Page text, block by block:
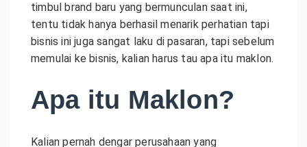
timbul brand baru yang bermunculan saat ini,
tentu tidak hanya berhasil menarik perhatian tapi
bisnis ini juga sangat laku di pasaran, tapi sebelum
memulai ke bisnis, kalian harus tau apa itu maklon.
Apa itu Maklon?
Kalian pernah dengar perusahaan yang